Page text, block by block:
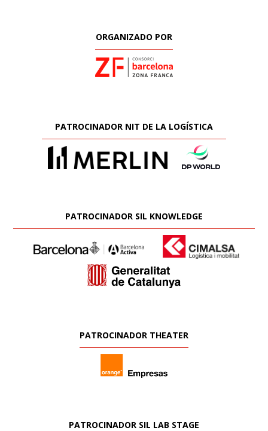
ORGANIZADO POR
PATROCINADOR NIT DE LA LOGÍSTICA
PATROCINADOR SIL KNOWLEDGE
PATROCINADOR THEATER
PATROCINADOR SIL LAB STAGE